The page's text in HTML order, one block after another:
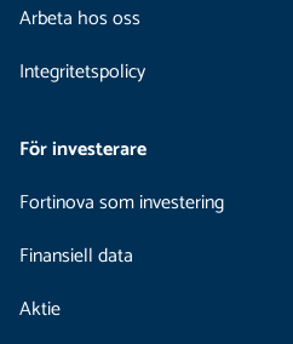
Arbeta hos oss
Integritetspolicy
För investerare
Fortinova som investering
Finansiell data
Aktie